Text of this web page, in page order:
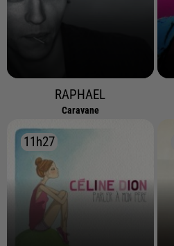
RAPHAEL
Caravane
11h27
11h27